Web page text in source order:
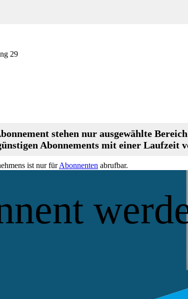
29
stehen nur ausgewählte
Abonnements mit einer Laufzeit
ist nur fürAbonnenten abrufbar.